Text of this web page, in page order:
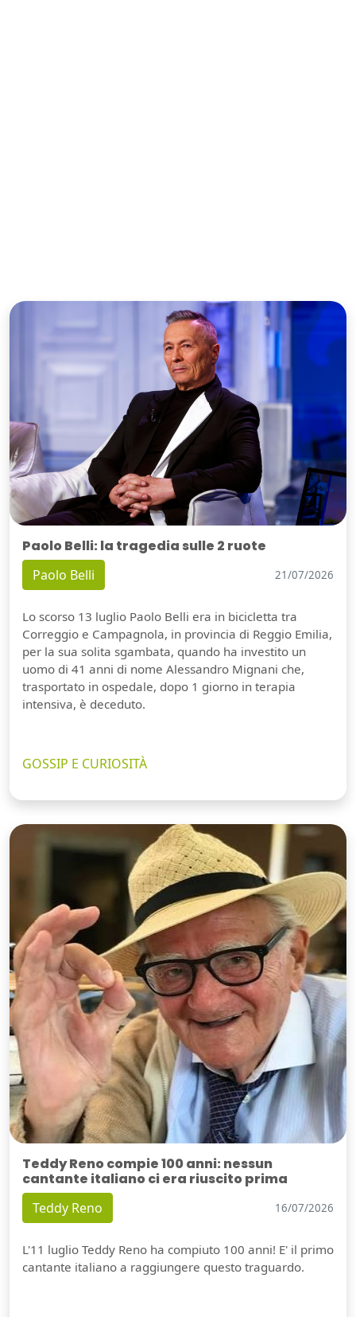
Paolo Belli: la tragedia sulle 2 ruote
Paolo Belli 21/07/2026
Lo scorso 13 luglio Paolo Belli era in bicicletta tra
Correggio e Campagnola, in provincia di Reggio Emilia,
per la sua solita sgambata, quando ha investito un
uomo di 41 anni di nome Alessandro Mignani che,
trasportato in ospedale, dopo 1 giorno in terapia
intensiva, è deceduto.
GOSSIP E CURIOSITÀ
Teddy Reno compie 100 anni: nessun
cantante italiano ci era riuscito prima
Teddy Reno 16/07/2026
L'11 luglio Teddy Reno ha compiuto 100 anni! E' il primo
cantante italiano a raggiungere questo traguardo.